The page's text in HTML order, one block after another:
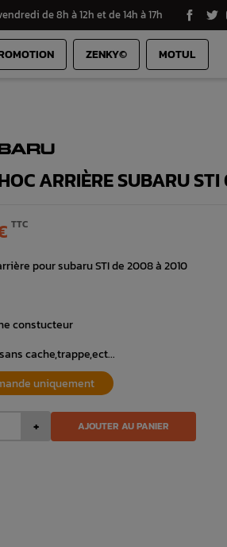
de 8h à 12h et de 14h à 17h
ZENKY© MOTUL
ARRIÈRE SUBARU
TTC
pour subaru STI de 2008 à 2010
constucteur
cache,trappe,ect...
uniquement
+ AJOUTER AU PANIER